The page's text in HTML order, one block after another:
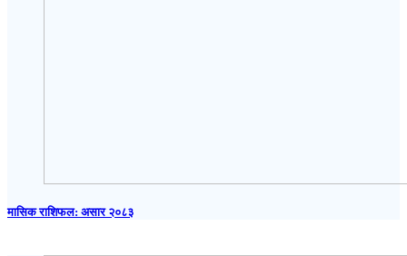
मासिक राशिफल: असार २०८३